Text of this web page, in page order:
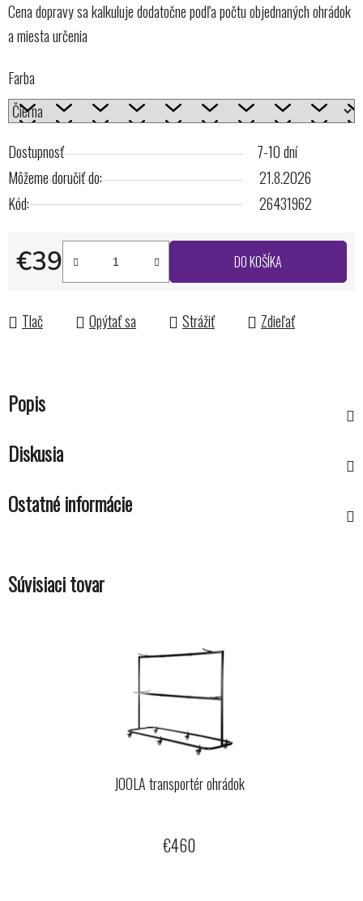
Cena dopravy sa kalkuluje dodatočne podľa počtu objednaných ohrádok
a miesta určenia
Farba
Dostupnosť
7-10 dní
Môžeme doručiť do:
21.8.2026
Kód:
26431962
€39
Jednotková cena:
DO KOŠÍKA
Tlač Opýtať sa Strážiť Zdieľať
Popis
Diskusia
Ostatné informácie
Súvisiaci tovar
JOOLA transportér ohrádok
€460